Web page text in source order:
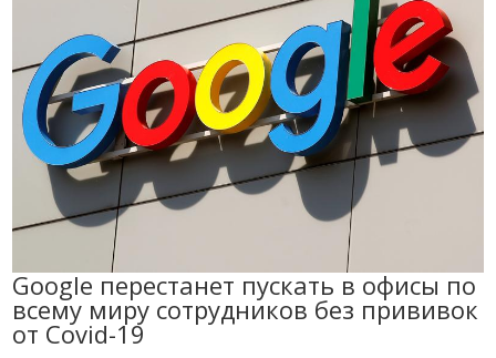
Google перестанет пускать в офисы по
всему миру сотрудников без прививок
от Covid-19